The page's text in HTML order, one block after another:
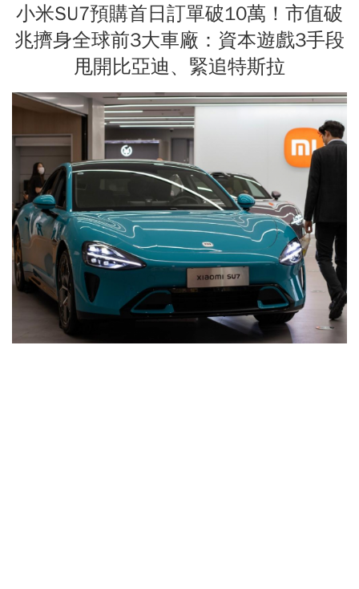
小米SU7預購首日訂單破10萬！市值破
兆擠身全球前3大車廠：資本遊戲3手段
甩開比亞迪、緊追特斯拉